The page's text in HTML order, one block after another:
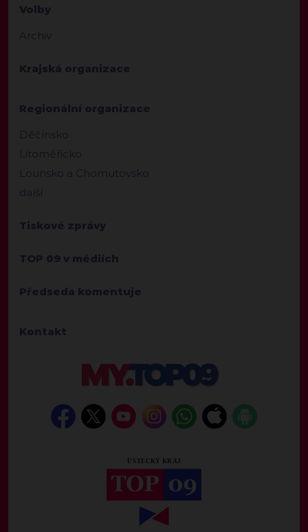
Volby
Archiv
Krajská organizace
Regionální organizace
Děčínsko
Litoměřicko
Lounsko a Chomutovsko
další
Tiskové zprávy
TOP 09 v médiích
Předseda komentuje
Kontakt